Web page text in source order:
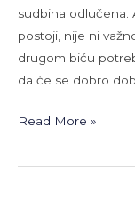
sudbina odlučena.
postoji, nije ni
drugom biću
da će se dobro
Read More »